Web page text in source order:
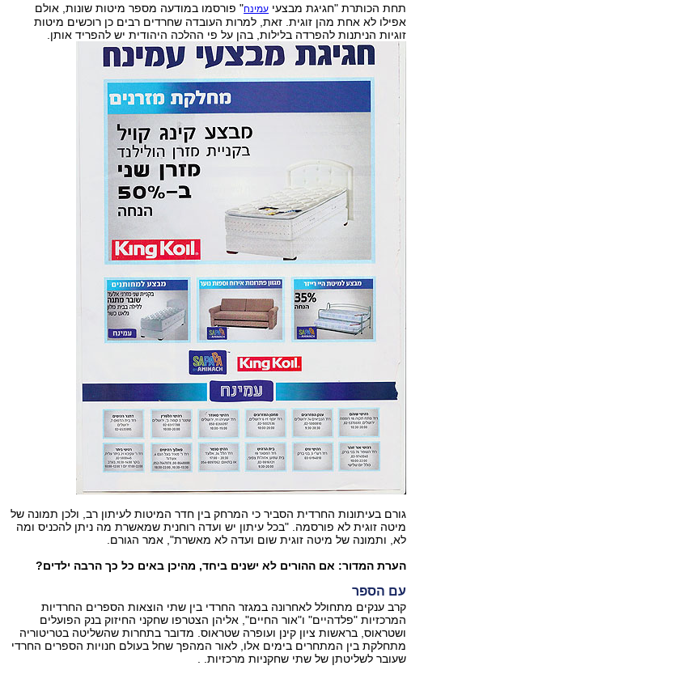
תחת הכותרת "חגיגת מבצעי עמינח" פורסמו במודעה מספר מיטות שונות, אולם
אפילו לא אחת מהן זוגית. זאת, למרות העובדה שחרדים רבים כן רוכשים מיטות
זוגיות הניתנות להפרדה בלילות, בהן על פי ההלכה היהודית יש להפריד אותן.
גורם בעיתונות החרדית הסביר כי המרחק בין חדר המיטות לעיתון רב, ולכן תמונה של
מיטה זוגית לא פורסמה. "בכל עיתון יש ועדה רוחנית שמאשרת מה ניתן להכניס ומה
לא, ותמונה של מיטה זוגית שום ועדה לא מאשרת", אמר הגורם.
הערת המדור: אם ההורים לא ישנים ביחד, מהיכן באים כל כך הרבה ילדים?
עם הספר
קרב ענקים מתחולל לאחרונה במגזר החרדי בין שתי הוצאות הספרים החרדיות
המרכזיות "פלדהיים" ו"אור החיים", אליהן הצטרפו שחקני החיזוק בנק הפועלים
ושטראוס, בראשות ציון קינן ועופרה שטראוס. מדובר בתחרות שהשליטה בטריטוריה
מתחלקת בין המתחרים בימים אלו, לאור המהפך שחל בעולם חנויות הספרים החרדי
שעובר לשליטתן של שתי שחקניות מרכזיות. .